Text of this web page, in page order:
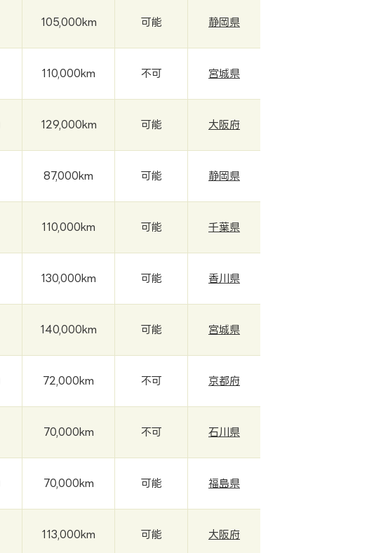
105,000km 可能 静岡県
110,000km 不可 宮城県
129,000km 可能 大阪府
87,000km 可能 静岡県
110,000km 可能 千葉県
130,000km 可能 香川県
140,000km 可能 宮城県
72,000km 不可 京都府
70,000km 不可 石川県
70,000km 可能 福島県
113,000km 可能 大阪府